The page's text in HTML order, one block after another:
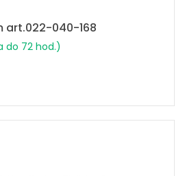
art.022-040-168
do 72 hod.)